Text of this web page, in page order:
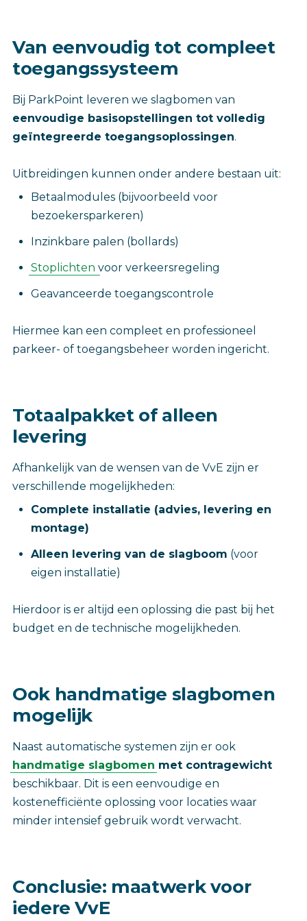
Van eenvoudig tot compleet
toegangssysteem
Bij ParkPoint leveren we slagbomen van
eenvoudige basisopstellingen tot volledig
geïntegreerde toegangsoplossingen.
Uitbreidingen kunnen onder andere bestaan uit:
Betaalmodules (bijvoorbeeld voor
bezoekersparkeren)
Inzinkbare palen (bollards)
Stoplichten voor verkeersregeling
Geavanceerde toegangscontrole
Hiermee kan een compleet en professioneel
parkeer- of toegangsbeheer worden ingericht.
Totaalpakket of alleen
levering
Afhankelijk van de wensen van de VvE zijn er
verschillende mogelijkheden:
Complete installatie (advies, levering en
montage)
Alleen levering van de slagboom (voor
eigen installatie)
Hierdoor is er altijd een oplossing die past bij het
budget en de technische mogelijkheden.
Ook handmatige slagbomen
mogelijk
Naast automatische systemen zijn er ook
handmatige slagbomen met contragewicht
beschikbaar. Dit is een eenvoudige en
kostenefficiënte oplossing voor locaties waar
minder intensief gebruik wordt verwacht.
Conclusie: maatwerk voor
iedere VvE